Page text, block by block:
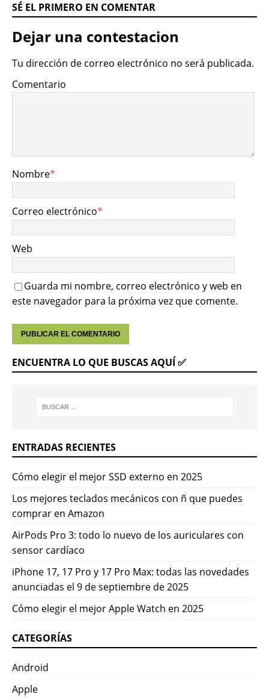
SÉ EL PRIMERO EN COMENTAR
Dejar una contestacion
Tu dirección de correo electrónico no será publicada.
Comentario
Nombre*
Correo electrónico*
Web
Guarda mi nombre, correo electrónico y web en
este navegador para la próxima vez que comente.
ENCUENTRA LO QUE BUSCAS AQUÍ ✅
ENTRADAS RECIENTES
Cómo elegir el mejor SSD externo en 2025
Los mejores teclados mecánicos con ñ que puedes
comprar en Amazon
AirPods Pro 3: todo lo nuevo de los auriculares con
sensor cardíaco
iPhone 17, 17 Pro y 17 Pro Max: todas las novedades
anunciadas el 9 de septiembre de 2025
Cómo elegir el mejor Apple Watch en 2025
CATEGORÍAS
Android
Apple